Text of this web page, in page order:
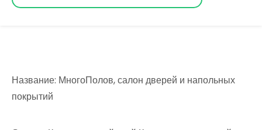
Название: МногоПолов, салон дверей и напольных
покрытий